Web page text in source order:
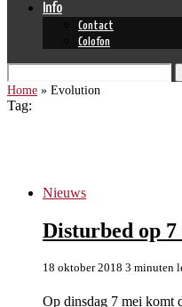
Info
Contact
Colofon
Home » Evolution
Tag:
Nieuws
Disturbed op
18 oktober 2018 3 minuten
Op dinsdag 7 mei komt